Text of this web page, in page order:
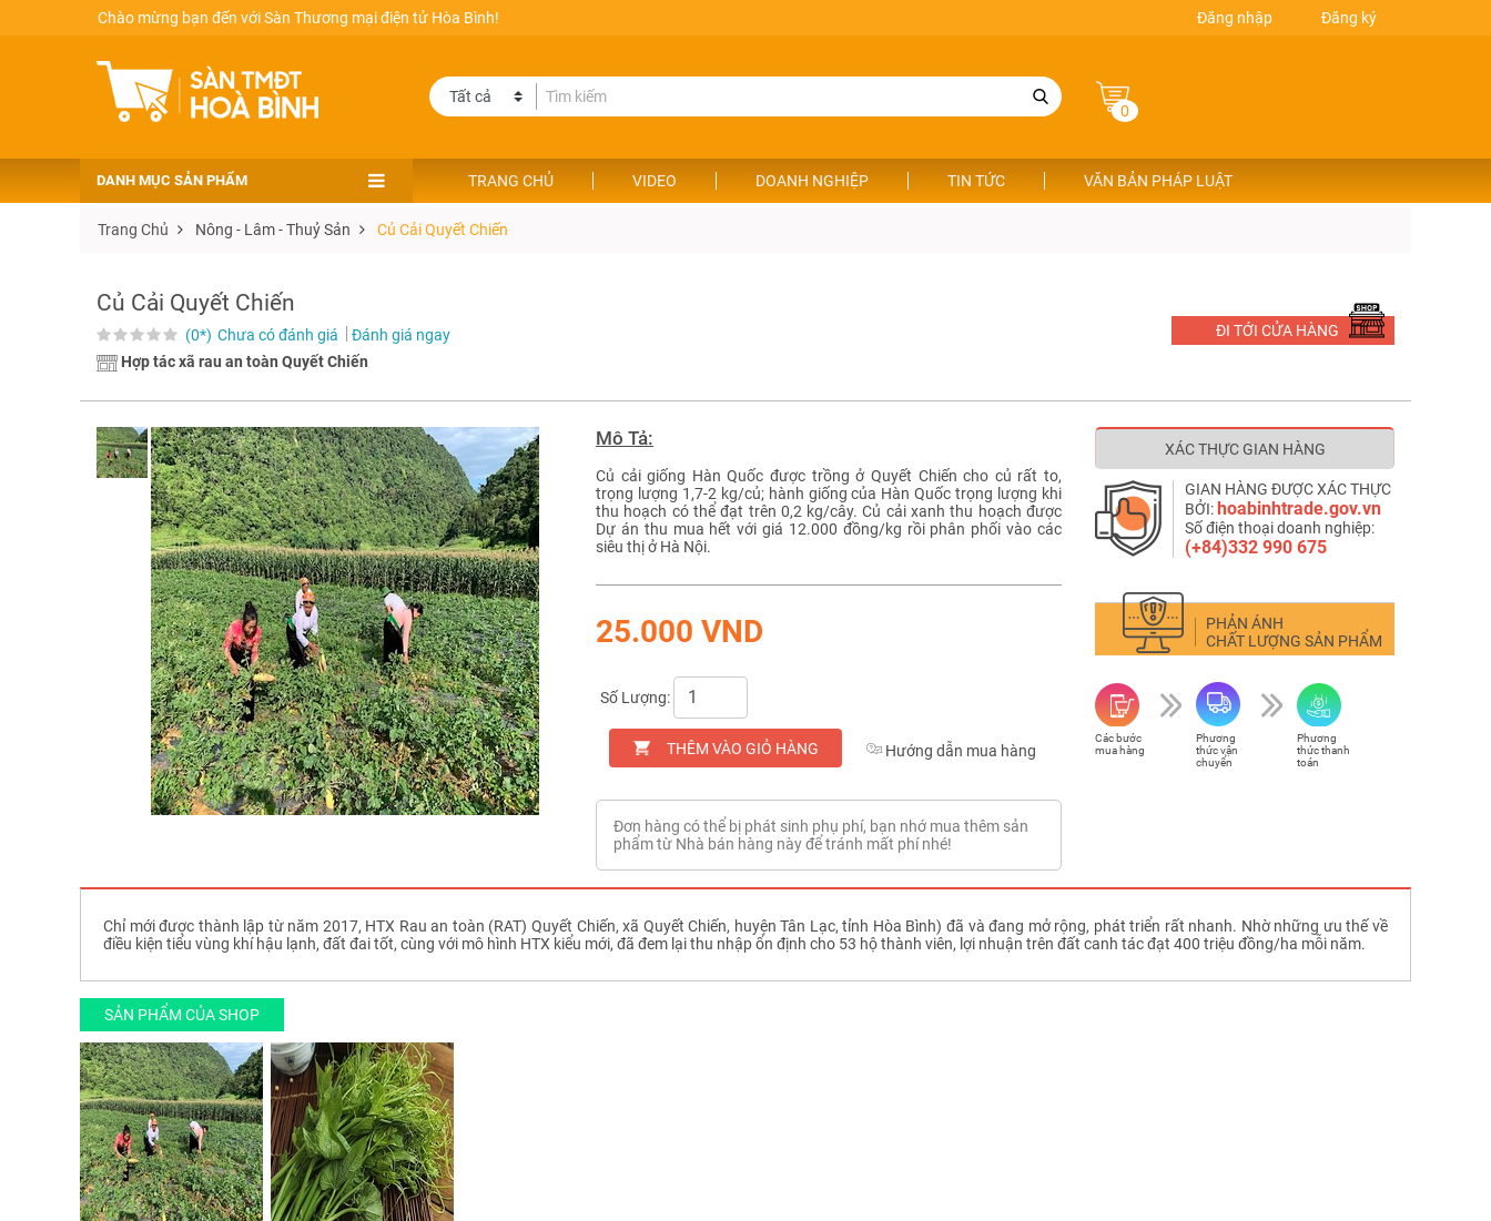
Chào mừng bạn đến với Sàn Thương mại điện tử Hòa Bình! Đăng nhập Đăng ký
0
DANH MỤC SẢN PHẨM TRANG CHỦ VIDEO DOANH NGHIỆP TIN TỨC VĂN BẢN PHÁP LUẬT
Trang Chủ Nông - Lâm - Thuỷ Sản Củ Cải Quyết Chiến
Củ Cải Quyết Chiến
(0*) Chưa có đánh giá
Đánh giá ngay
Hợp tác xã rau an toàn Quyết Chiến
ĐI TỚI CỬA HÀNG
Mô Tả:
Củ cải giống Hàn Quốc được trồng ở Quyết Chiến cho củ rất to,
trọng lượng 1,7-2 kg/củ; hành giống của Hàn Quốc trọng lượng khi
thu hoạch có thể đạt trên 0,2 kg/cây. Củ cải xanh thu hoạch được
Dự án thu mua hết với giá 12.000 đồng/kg rồi phân phối vào các
siêu thị ở Hà Nội.
25.000 VND
Số Lượng:
THÊM VÀO GIỎ HÀNG Hướng dẫn mua hàng
Đơn hàng có thể bị phát sinh phụ phí, bạn nhớ mua thêm sản
phẩm từ Nhà bán hàng này để tránh mất phí nhé!
XÁC THỰC GIAN HÀNG
GIAN HÀNG ĐƯỢC XÁC THỰC
BỞI:hoabinhtrade.gov.vn
Số điện thoại doanh nghiệp:
(+84)332 990 675
PHẢN ÁNH
CHẤT LƯỢNG SẢN PHẨM
Các bước
mua hàng
Phương
thức vận
chuyển
Phương
thức thanh
toán
Chỉ mới được thành lập từ năm 2017, HTX Rau an toàn (RAT) Quyết Chiến, xã Quyết Chiến, huyện Tân Lạc, tỉnh Hòa Bình) đã và đang mở rộng, phát triển rất nhanh. Nhờ những ưu thế về
điều kiện tiểu vùng khí hậu lạnh, đất đai tốt, cùng với mô hình HTX kiểu mới, đã đem lại thu nhập ổn định cho 53 hộ thành viên, lợi nhuận trên đất canh tác đạt 400 triệu đồng/ha mỗi năm.
SẢN PHẨM CỦA SHOP